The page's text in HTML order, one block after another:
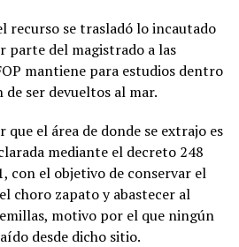
recurso se trasladó lo incautado
parte del magistrado a las
mantiene para estudios dentro
ser devueltos al mar.
el área de donde se extrajo es
mediante el decreto 248
con el objetivo de conservar el
choro zapato y abastecer al
motivo por el que ningún
desde dicho sitio.